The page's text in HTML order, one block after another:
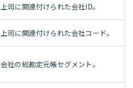
上司に関連付けられた会社ID。
上司に関連付けられた会社コード。
会社の総勘定元帳セグメント。